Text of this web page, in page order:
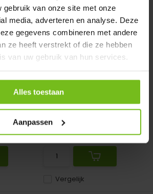
gebruik van onze site met onze
media, adverteren en analyse. Deze
gegevens combineren met andere
ze heeft verstrekt of die ze hebben
van uw gebruik van hun services.
Alles toestaan
Aanpassen
2...
Flexvit mini banden
aanbieding 10x
aanbieding 10x voor
teamsFun...
Vergelijk
Op voorraad
Deliverytime
€ 124,95